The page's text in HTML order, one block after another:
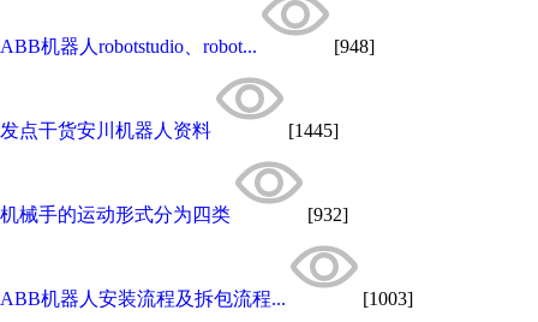
ABB机器人robotstudio、robot... [948]
发点干货安川机器人资料 [1445]
机械手的运动形式分为四类 [932]
ABB机器人安装流程及拆包流程... [1003]